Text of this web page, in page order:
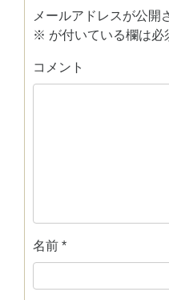
メールアドレスが公開
※ が付いている欄は必
コメント
名前 *